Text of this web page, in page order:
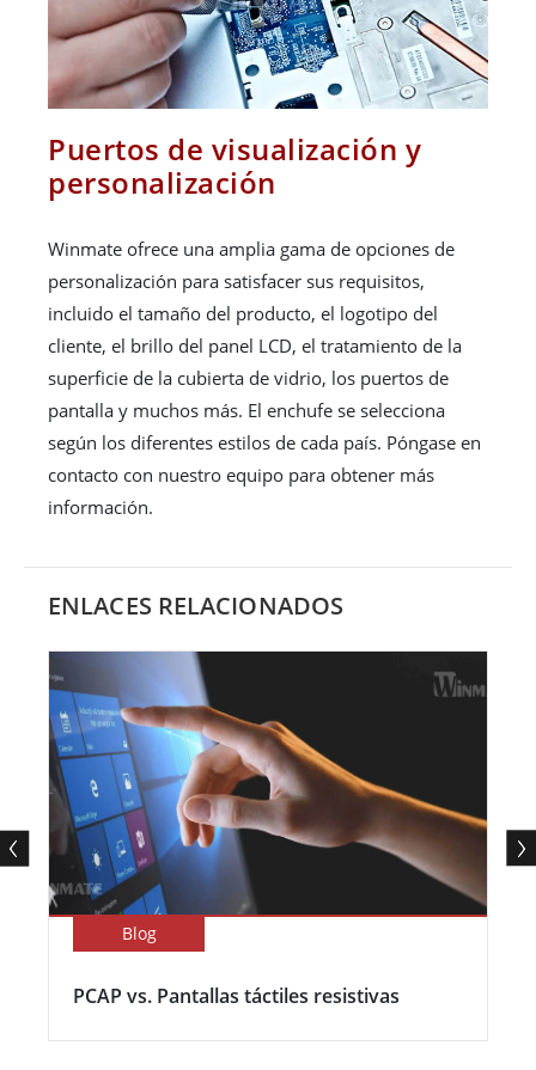
Puertos de visualización y
personalización
Winmate ofrece una amplia gama de opciones de
personalización para satisfacer sus requisitos,
incluido el tamaño del producto, el logotipo del
cliente, el brillo del panel LCD, el tratamiento de la
superficie de la cubierta de vidrio, los puertos de
pantalla y muchos más. El enchufe se selecciona
según los diferentes estilos de cada país. Póngase en
contacto con nuestro equipo para obtener más
información.
ENLACES RELACIONADOS
Blog
PCAP vs. Pantallas táctiles resistivas